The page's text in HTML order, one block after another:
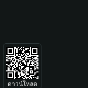
ดาวน์โหลด